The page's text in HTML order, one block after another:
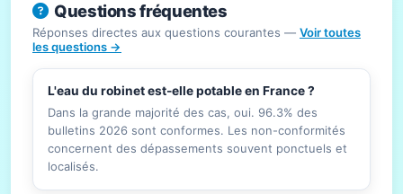
Questions fréquentes
Réponses directes aux questions courantes — Voir toutes
les questions →
L'eau du robinet est-elle potable en France ?
Dans la grande majorité des cas, oui. 96.3% des
bulletins 2026 sont conformes. Les non-conformités
concernent des dépassements souvent ponctuels et
localisés.